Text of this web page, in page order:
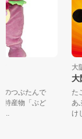
市のつぶたんで
の特産物「ぶど
...